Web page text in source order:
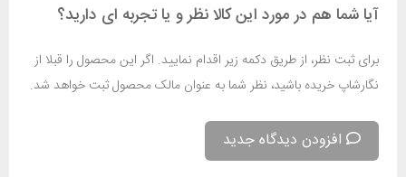
آیا شما هم در مورد این کالا نظر و یا تجربه ای دارید؟
برای ثبت نظر، از طریق دکمه زیر اقدام نمایید. اگر این محصول را قبلا از
نگارشاپ خریده باشید، نظر شما به عنوان مالک محصول ثبت خواهد شد.
افزودن دیدگاه جدید